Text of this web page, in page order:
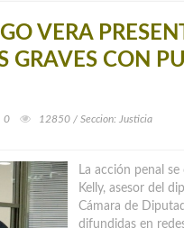
VERA
GRAVES CON
0 12850 / Seccion: Justicia
La acción penal
Kelly, asesor del
Cámara de
difundidas en